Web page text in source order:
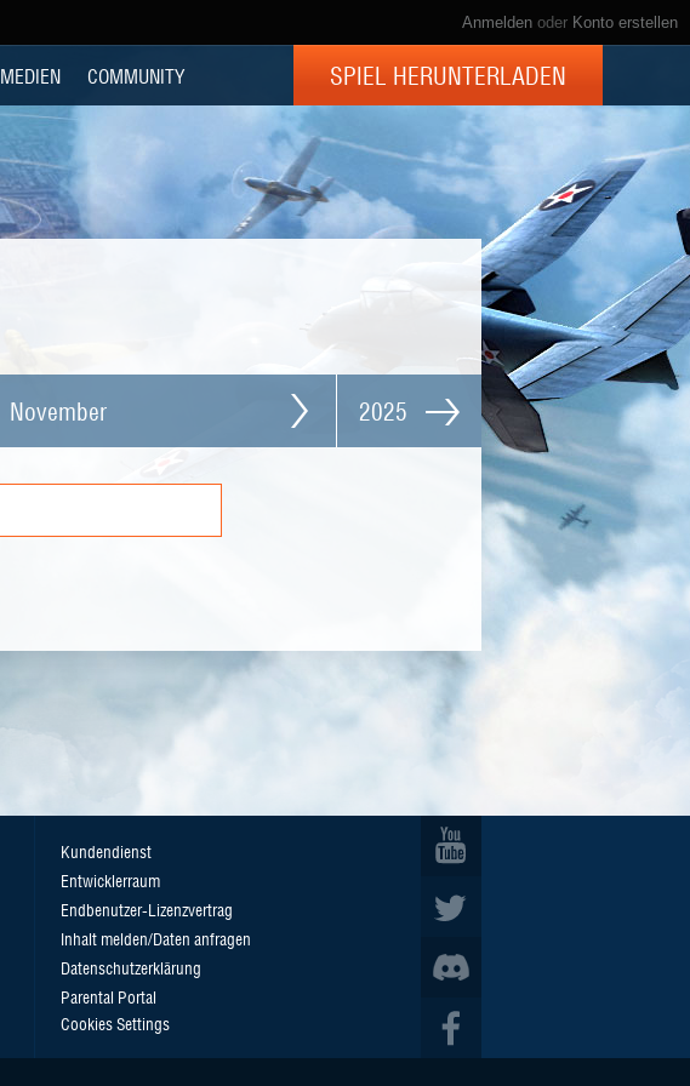
Anmelden oder Konto erstellen
MEDIEN COMMUNITY SPIEL HERUNTERLADEN
November 2025
Kundendienst
Entwicklerraum
Endbenutzer-Lizenzvertrag
Inhalt melden/Daten anfragen
Datenschutzerklärung
Parental Portal
Cookies Settings